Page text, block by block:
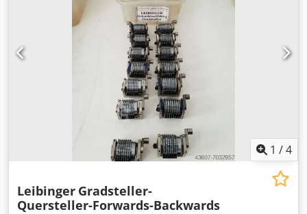
1 /4
Leibinger Gradsteller-
Quersteller-Forwards-Backwards